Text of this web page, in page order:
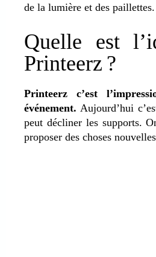
de la lumière et des paillettes.
Quelle est
Printeerz ?
Printeerz c’est
événement. Aujourd’hui
peut décliner les supports.
proposer des choses